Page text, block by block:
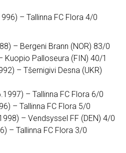
– Tallinna FC Flora 4/0
– Bergeni Brann (NOR) 83/0
Kuopio Palloseura (FIN) 40/1
– Tšernigivi Desna (UKR)
– Tallinna FC Flora 6/0
– Tallinna FC Flora 5/0
– Vendsyssel FF (DEN) 4/0
– Tallinna FC Flora 3/0